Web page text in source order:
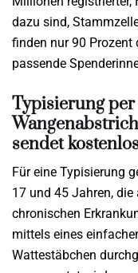
dazu sind,
finden nur 90 Prozent
passende
Typisierung
sendet
Für eine Typisierung
17 und 45 Jahren,
chronischen
mittels eines
Wattestäbchen